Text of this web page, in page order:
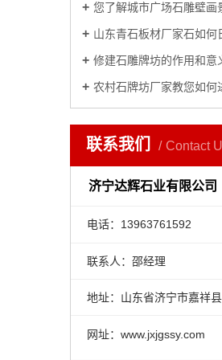
您了解城市广场石雕壁画景墙
山东青石板材厂家石如何
修建石雕牌坊的作用和意
农村石牌坊厂家教您如何进行
联系我们 Contact
济宁达辉石业有限公司
电话：13963761592
联系人：邵经理
地址：山东省济宁市嘉祥县
网址：www.jxjgssy.com